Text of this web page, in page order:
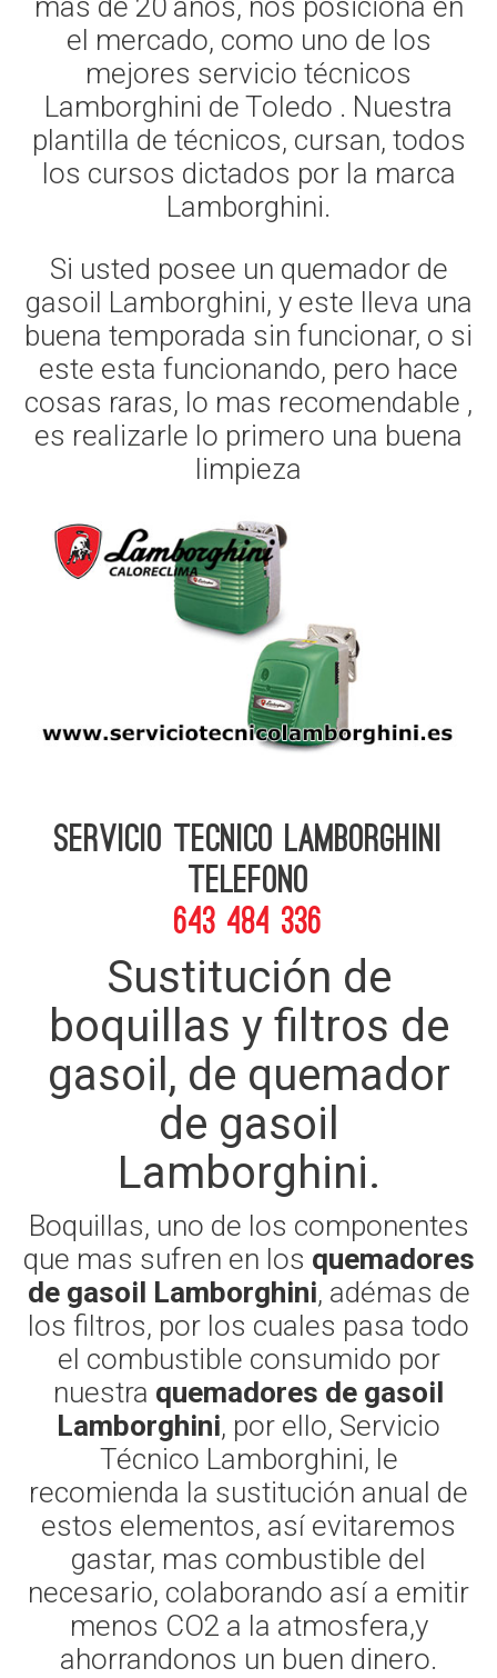
mas de 20 años, nos posiciona en
el mercado, como uno de los
mejores servicio técnicos
Lamborghini de Toledo . Nuestra
plantilla de técnicos, cursan, todos
los cursos dictados por la marca
Lamborghini.
Si usted posee un quemador de
gasoil Lamborghini, y este lleva una
buena temporada sin funcionar, o si
este esta funcionando, pero hace
cosas raras, lo mas recomendable ,
es realizarle lo primero una buena
limpieza
Servicio Tecnico Lamborghini
telefono
643 484 336
Sustitución de
boquillas y filtros de
gasoil, de quemador
de gasoil
Lamborghini.
Boquillas, uno de los componentes
que mas sufren en los quemadores
de gasoil Lamborghini, adémas de
los filtros, por los cuales pasa todo
el combustible consumido por
nuestra quemadores de gasoil
Lamborghini, por ello, Servicio
Técnico Lamborghini, le
recomienda la sustitución anual de
estos elementos, así evitaremos
gastar, mas combustible del
necesario, colaborando así a emitir
menos CO2 a la atmosfera,y
ahorrandonos un buen dinero.